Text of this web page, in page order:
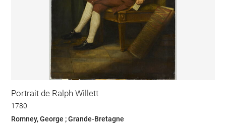
Portrait de Ralph Willett
1780
Romney, George ; Grande-Bretagne